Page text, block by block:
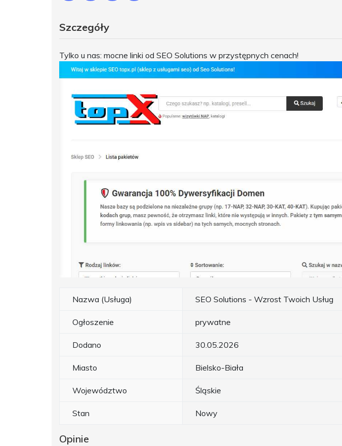
Szczegóły
Tylko u nas: mocne linki od SEO Solutions w przystępnych cenach!
Nazwa (Usługa) SEO Solutions - Wzrost Twoich Usług
Ogłoszenie prywatne
Dodano 30.05.2026
Miasto Bielsko-Biała
Województwo Śląskie
Stan Nowy
Opinie